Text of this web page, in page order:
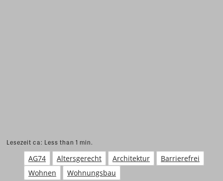
Lesezeit ca: Less than 1 min.
AG74 Altersgerecht Architektur
Barrierefrei
Wohnen
Wohnungsbau